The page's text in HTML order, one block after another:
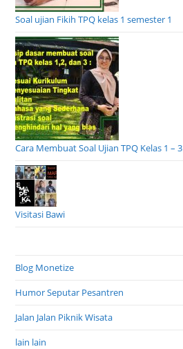
Soal ujian Fikih TPQ kelas 1 semester 1
Cara Membuat Soal Ujian TPQ Kelas 1 – 3
Visitasi Bawi
Blog Monetize
Humor Seputar Pesantren
Jalan Jalan Piknik Wisata
lain lain